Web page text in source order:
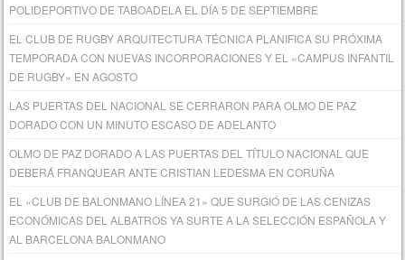
POLIDEPORTIVO DE TABOADELA EL DÍA 5 DE SEPTIEMBRE
EL CLUB DE RUGBY ARQUITECTURA TÉCNICA PLANIFICA SU PRÓXIMA
TEMPORADA CON NUEVAS INCORPORACIONES Y EL «CAMPUS INFANTIL
DE RUGBY» EN AGOSTO
LAS PUERTAS DEL NACIONAL SE CERRARON PARA OLMO DE PAZ
DORADO CON UN MINUTO ESCASO DE ADELANTO
OLMO DE PAZ DORADO A LAS PUERTAS DEL TÍTULO NACIONAL QUE
DEBERÁ FRANQUEAR ANTE CRISTIAN LEDESMA EN CORUÑA
EL «CLUB DE BALONMANO LÍNEA 21» QUE SURGIÓ DE LAS CENIZAS
ECONÓMICAS DEL ALBATROS YA SURTE A LA SELECCIÓN ESPAÑOLA Y
AL BARCELONA BALONMANO